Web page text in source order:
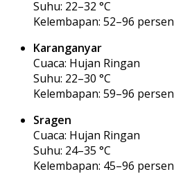
Suhu: 22–32 °C
Kelembapan: 52–96 persen
Karanganyar
Cuaca: Hujan Ringan
Suhu: 22–30 °C
Kelembapan: 59–96 persen
Sragen
Cuaca: Hujan Ringan
Suhu: 24–35 °C
Kelembapan: 45–96 persen